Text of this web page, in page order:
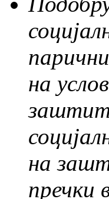
на
на
пречки